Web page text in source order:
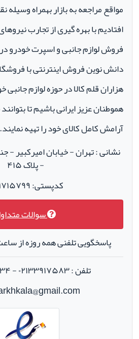
مواقع مراجعه به بازار بهمراه وسیله
افتادیم با بهره گیری از تجارب
دانش نوین فروش اینترنتی با
هزاران قلم کالا در حوزه لوازم
هموطنان عزیز ایرانی باشیم تا
آرامش کامل کالای خود را تهیه نمایند.
نشانی : تهران - خیابان امیرکبیر
- پلاک ۴۱۵
کدپستی: ۱۱۴۱۷۱۵۷۹۹
سوالات
پاسخگویی تلفنی همه روزه از ساعت ۱۰ الی۱۹
تلفن : ۰۲۱۳۳۹۱۷۵۸۳ - ۰۲۱۳۳۹۱۴۴۳۴